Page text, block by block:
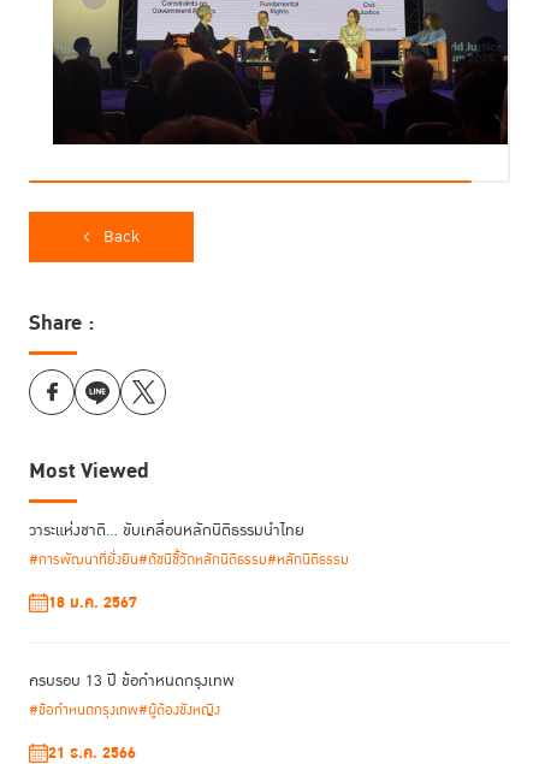
รายงานดัชนีชี้วัดหลักนิติธรรมโลก ปี2024จาก
(WJP Rule of Law Index 2024)ซึ่งมีวิธีการวัดหลักนิติธรรมตามตัวชี้วัด 8
หลักนิติธรรมถดถอย
มีการเสริมสร้างความแข็งแกร่งทางด้านกฎหมายและสถาบันเพื่อต่อต้านการใช้
อำนาจที่เกินขอบเขต
Back
Share :
Most Viewed
วาระแห่งชาติ… ขับเคลื่อนหลักนิติธรรมนำไทย
#การพัฒนาที่ยั่งยืน#ดัชนีชี้วัดหลักนิติธรรม#หลักนิติธรรม
18 ม.ค. 2567
ครบรอบ 13 ปี ข้อกำหนดกรุงเทพ
#ข้อกำหนดกรุงเทพ#ผู้ต้องขังหญิง
21 ธ.ค. 2566